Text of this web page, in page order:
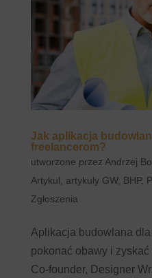
Jak aplikacja
freelancerom?
utworzone przez Andrzej
Artykul
artykuly GW, BHP,
Zgłoszenia
Aplikacja budowlana
pokonać obawy i
Co-founder, Designer